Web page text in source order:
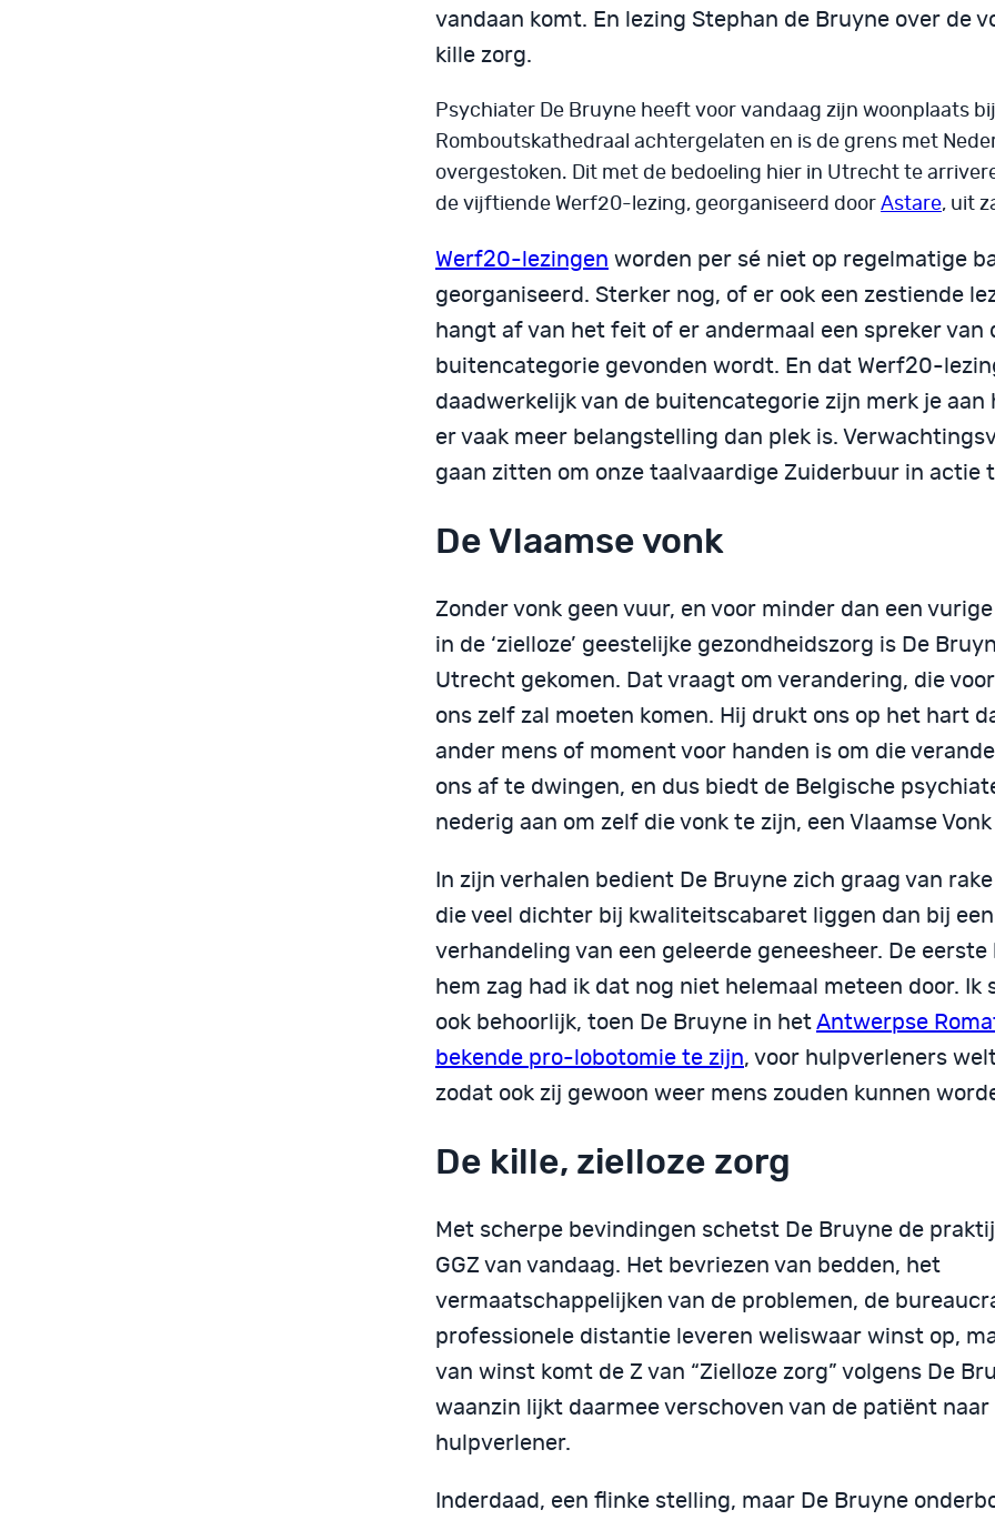
vandaan komt. En lezing Stephan de Bruyne over de
kille zorg.
Psychiater De Bruyne heeft voor vandaag zijn woonplaats
Romboutskathedraal achtergelaten en is de grens met
overgestoken. Dit met de bedoeling hier in Utrecht te
de vijftiende Werf20-lezing, georganiseerd door Astare, uit
Werf20-lezingen worden per sé niet op regelmatige
georganiseerd. Sterker nog, of er ook een zestiende
hangt af van het feit of er andermaal een spreker van
buitencategorie gevonden wordt. En dat Werf20-
daadwerkelijk van de buitencategorie zijn merk je
er vaak meer belangstelling dan plek is.
gaan zitten om onze taalvaardige Zuiderbuur in actie
De Vlaamse vonk
Zonder vonk geen vuur, en voor minder dan een
in de ‘zielloze’ geestelijke gezondheidszorg is De
Utrecht gekomen. Dat vraagt om verandering, die
ons zelf zal moeten komen. Hij drukt ons op het hart
ander mens of moment voor handen is om die
ons af te dwingen, en dus biedt de Belgische
nederig aan om zelf die vonk te zijn, een Vlaamse
In zijn verhalen bedient De Bruyne zich graag van
die veel dichter bij kwaliteitscabaret liggen dan bij
verhandeling van een geleerde geneesheer. De eerste
hem zag had ik dat nog niet helemaal meteen door. Ik
ook behoorlijk, toen De Bruyne in het Antwerpse
bekende pro-lobotomie te zijn, voor hulpverleners
zodat ook zij gewoon weer mens zouden kunnen
De kille, zielloze zorg
Met scherpe bevindingen schetst De Bruyne de
GGZ van vandaag. Het bevriezen van bedden, het
vermaatschappelijken van de problemen, de
professionele distantie leveren weliswaar winst op,
van winst komt de Z van “Zielloze zorg” volgens De
waanzin lijkt daarmee verschoven van de patiënt naar
hulpverlener.
Inderdaad, een flinke stelling, maar De Bruyne